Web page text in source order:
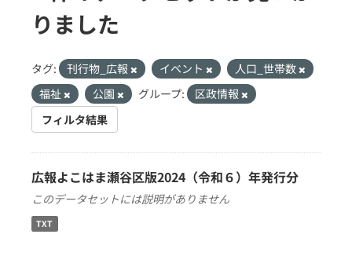
りました
タグ: 刊行物_広報 イベント
人口_世帯数
福祉
公園 グループ:
区政情報
フィルタ結果
広報よこはま瀬谷区版2024（令和６）年発行分
このデータセットには説明がありません
TXT